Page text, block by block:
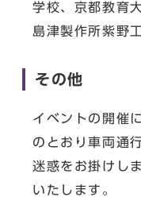
学校、京都教育
島津製作所紫野
その他
イベントの開催
のとおり車両通
迷惑をお掛けし
いたします。